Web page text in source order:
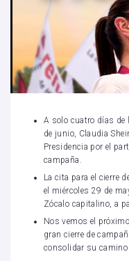
A solo cuatro días de
de junio, Claudia
Presidencia por el
campaña.
La cita para el cierre
el miércoles 29 de
Zócalo capitalino, a
Nos vemos el
gran cierre de
consolidar su camino